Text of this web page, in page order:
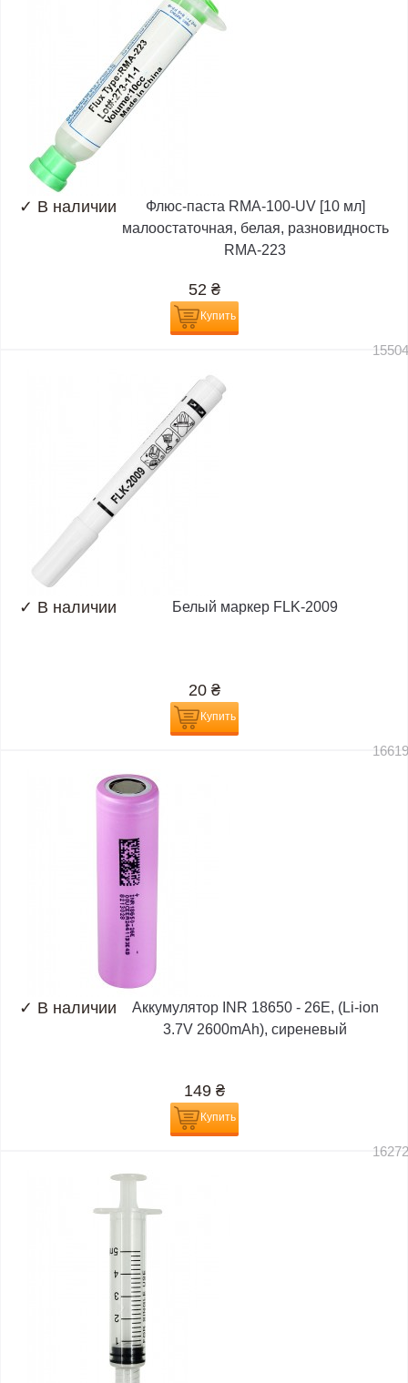
✓ В наличии
Флюс-паста RMA-100-UV [10 мл]
малоостаточная, белая, разновидность
RMA-223
52 ₴
Купить
✓ В наличии Белый маркер FLK-2009
20 ₴
Купить
✓ В наличии
Аккумулятор INR 18650 - 26E, (Li-ion
3.7V 2600mAh), сиреневый
149 ₴
Купить